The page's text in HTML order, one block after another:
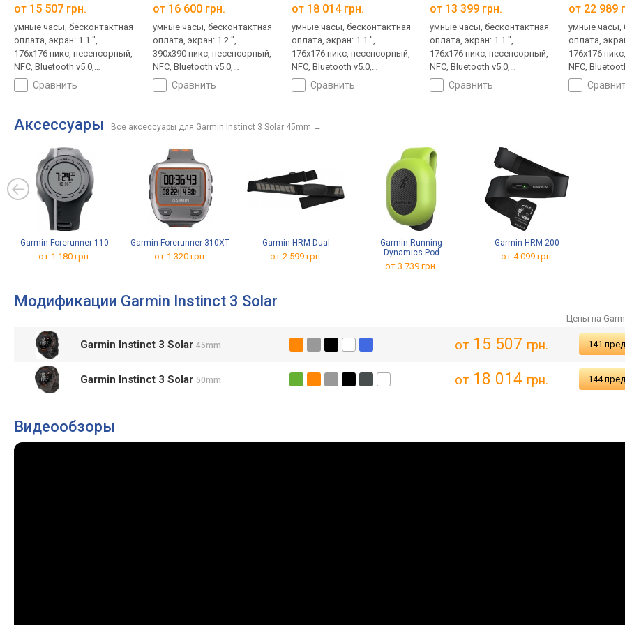
от 15 507 грн.
умные часы, бесконтактная
оплата, экран: 1.1 ",
176x176 пикс, несенсорный,
NFC, Bluetooth v5.0,
пульсометр, кислород в
крови, GPS, ведение по
режим плавания, женский
календарь, ANT+, корпус:
пластик, защита 100 WR (10
ATM), MIL-STD-810
сравнить
от 16 600 грн.
умные часы, бесконтактная
оплата, экран: 1.2 ",
390x390 пикс, несенсорный,
NFC, Bluetooth v5.0,
пульсометр, кислород в
крови, GPS, ведение по
календарь, ANT+, корпус:
пластик, защита 100 WR (10
ATM), MIL-STD-810
сравнить
от 18 014 грн.
умные часы, бесконтактная
оплата, экран: 1.1 ",
176x176 пикс, несенсорный,
NFC, Bluetooth v5.0,
пульсометр, кислород в
крови, GPS, ведение по
календарь, ANT+, корпус:
пластик, защита 100 WR (10
сравнить
от 13 399 грн.
умные часы, бесконтактная
оплата, экран: 1.1 ",
176x176 пикс, несенсорный,
NFC, Bluetooth v5.0,
пульсометр, кислород в
крови, GPS, ведение по
пластик, защита 100 WR (10
ATM), MIL-STD-810
сравнить
от 22 989
умные часы,
оплата,
176x176
NFC,
пульсометр,
крови, GPS,
Аксессуары Все аксессуары для Garmin Instinct 3 Solar 45mm →
Garmin Forerunner 110
от 1 180 грн.
Garmin Forerunner 310XT
от 1 320 грн.
Garmin HRM Dual
от 2 599 грн.
Garmin Running
Dynamics Pod
от 3 739 грн.
Garmin HRM 200
от 4 099 грн.
Модификации Garmin Instinct 3 Solar
Цены на
Garmin Instinct 3 Solar 45mm от15 507 грн. 141
Garmin Instinct 3 Solar 50mm от18 014 грн. 144
Видеообзоры